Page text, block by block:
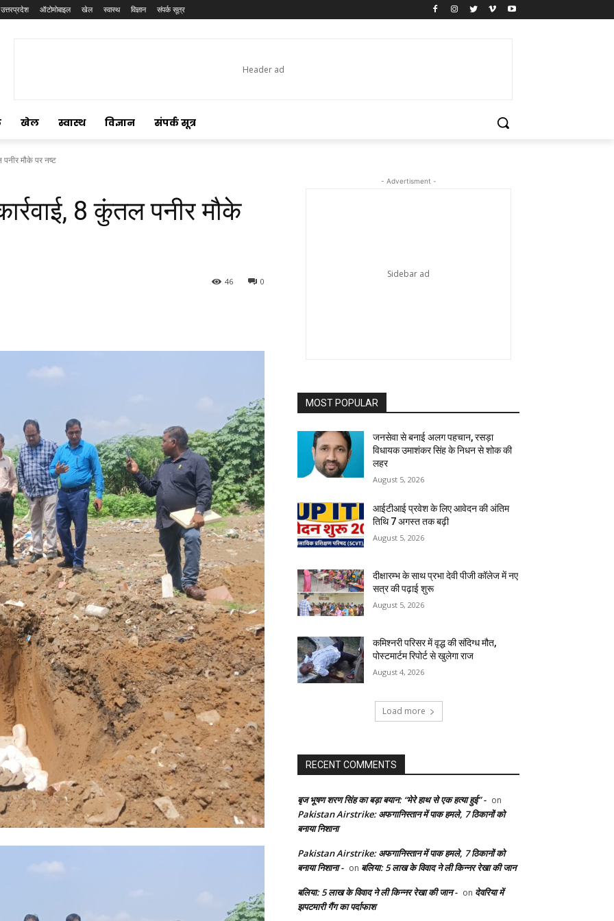
उत्तरप्रदेश ऑटोमोबाइल खेल स्वास्थ विज्ञान संपर्क सूत्र
खेल स्वास्थ विज्ञान संपर्क सूत्र
पनीर मौके पर नष्ट
8 कुंतल पनीर मौके
0
46
- Advertisment -
MOST POPULAR
जनसेवा से बनाई अलग पहचान, रसड़ा
विधायक उमाशंकर सिंह के निधन से शोक की
लहर
August 5, 2026
आईटीआई प्रवेश के लिए आवेदन की अंतिम
तिथि 7 अगस्त तक बढ़ी
August 5, 2026
दीक्षारम्भ के साथ प्रभा देवी पीजी कॉलेज में नए
सत्र की पढ़ाई शुरू
August 5, 2026
कमिश्नरी परिसर में वृद्ध की संदिग्ध मौत,
पोस्टमार्टम रिपोर्ट से खुलेगा राज
August 4, 2026
Load more
RECENT COMMENTS
बृज भूषण शरण सिंह का बड़ा बयान: “मेरे हाथ से एक हत्या हुई” - on
Pakistan Airstrike: अफगानिस्तान में पाक हमले, 7 ठिकानों को
बनाया निशाना
Pakistan Airstrike: अफगानिस्तान में पाक हमले, 7 ठिकानों को
बनाया निशाना - on बलिया: 5 लाख के विवाद ने ली किन्नर रेखा की जान
बलिया: 5 लाख के विवाद ने ली किन्नर रेखा की जान - on देवरिया में
झपटमारी गैंग का पर्दाफाश